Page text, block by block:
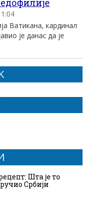
Ватикана, кардинал
је данас да је
Шта је то
Србији